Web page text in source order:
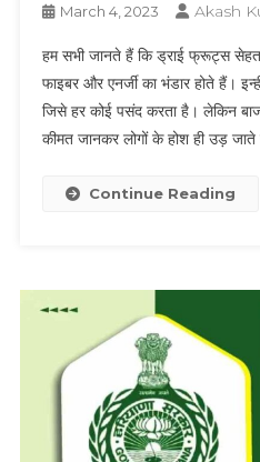
March 4, 2023 Akash
हम सभी जानते हैं कि ड्राई फ्रूट्स
फाइबर और एनर्जी का भंडार होते हैं।
जिसे हर कोई पसंद करता है। लेकिन
कीमत जानकर लोगों के होश ही उड़ जाते
Continue Reading